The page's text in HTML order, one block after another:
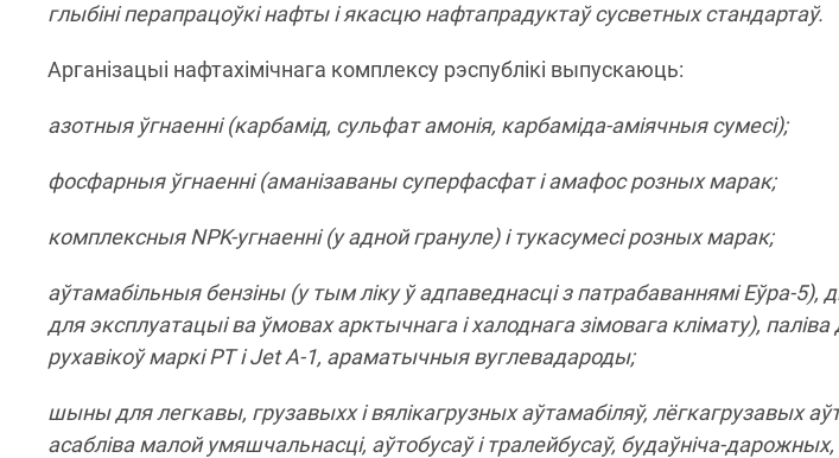
глыбіні перапрацоўкі нафты і якасцю нафтапрадуктаў сусветных стандартаў.
Арганізацыі нафтахімічнага комплексу рэспублікі выпускаюць:
азотныя ўгнаенні (карбамід, сульфат амонія, карбаміда-аміячныя сумесі);
фосфарныя ўгнаенні (аманізаваны суперфасфат і амафос розных марак;
комплексныя NPK-угнаенні (у адной грануле) і тукасумесі розных марак;
аўтамабільныя бензіны (у тым ліку ў адпаведнасці з патрабаваннямі Еўра-5),
для эксплуатацыі ва ўмовах арктычнага і халоднага зімовага клімату),
рухавікоў маркі РТ і Jet A-1, араматычныя вуглевадароды;
шыны для легкавы, грузавыхх і вялікагрузных аўтамабіляў, лёгкагрузавых
асабліва малой умяшчальнасці, аўтобусаў і тралейбусаў, будаўніча-